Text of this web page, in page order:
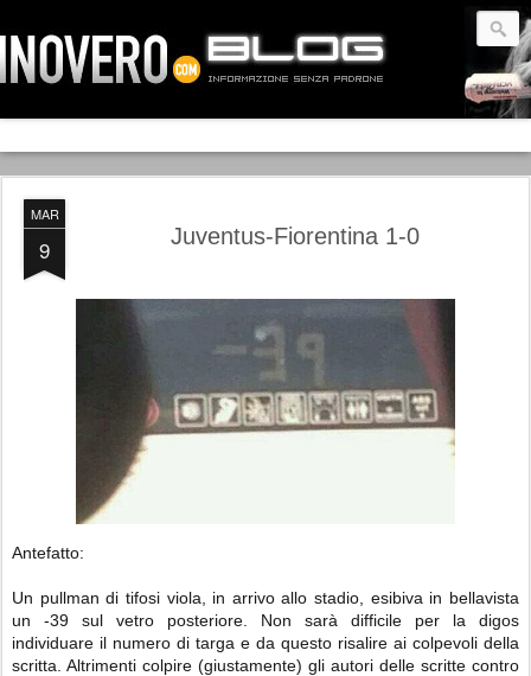
MAR
9 Juventus-Fiorentina 1-0
Antefatto:
Un pullman di tifosi viola, in arrivo allo stadio, esibiva in bellavista
un -39 sul vetro posteriore. Non sarà difficile per la digos
individuare il numero di targa e da questo risalire ai colpevoli della
scritta. Altrimenti colpire (giustamente) gli autori delle scritte contro